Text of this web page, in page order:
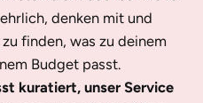
denken mit und
finden, was zu deinem
Budget passt.
kuratiert, unser Service